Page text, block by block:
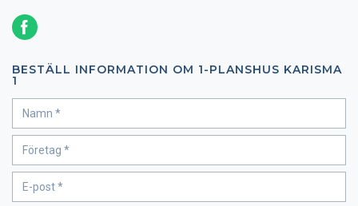
BESTÄLL INFORMATION OM 1-PLANSHUS KARISMA
1